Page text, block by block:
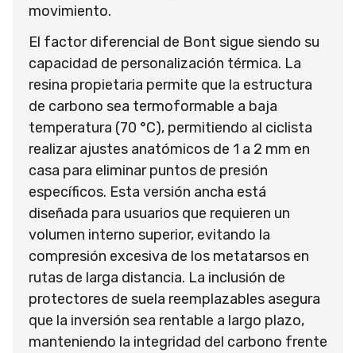
movimiento.
El factor diferencial de Bont sigue siendo su
capacidad de personalización térmica. La
resina propietaria permite que la estructura
de carbono sea termoformable a baja
temperatura (70 °C), permitiendo al ciclista
realizar ajustes anatómicos de 1 a 2 mm en
casa para eliminar puntos de presión
específicos. Esta versión ancha está
diseñada para usuarios que requieren un
volumen interno superior, evitando la
compresión excesiva de los metatarsos en
rutas de larga distancia. La inclusión de
protectores de suela reemplazables asegura
que la inversión sea rentable a largo plazo,
manteniendo la integridad del carbono frente